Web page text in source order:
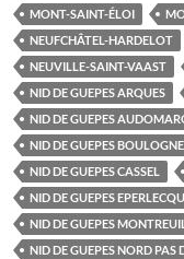
MONT-SAINT-ÉLOI
NEUFCHÂTEL-HARDELOT
NEUVILLE-SAINT-VAAST
NID DE GUEPES ARQUES
NID DE GUEPES
NID DE GUEPES
NID DE GUEPES CASSEL
NID DE GUEPES
NID DE GUEPES
NID DE GUEPES NORD PAS